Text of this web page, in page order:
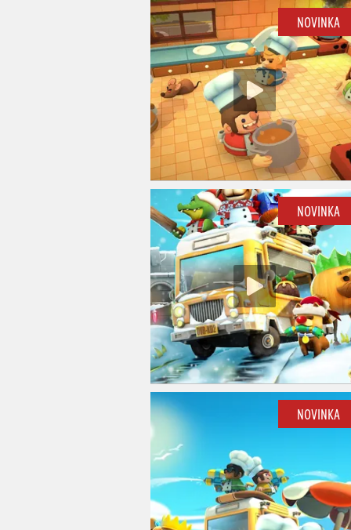
NOVINKA
NOVINKA
NOVINKA